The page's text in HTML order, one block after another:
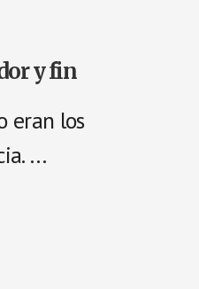
y fin
eran los
…